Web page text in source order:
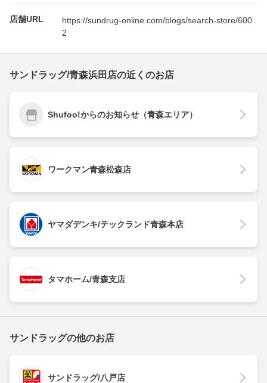
店舗URL
https://sundrug-online.com/blogs/search-store/600
2
サンドラッグ/青森浜田店の近くのお店
Shufoo!からのお知らせ（青森エリア）
ワークマン青森松森店
ヤマダデンキ/テックランド青森本店
タマホーム/青森支店
サンドラッグの他のお店
サンドラッグ/八戸店